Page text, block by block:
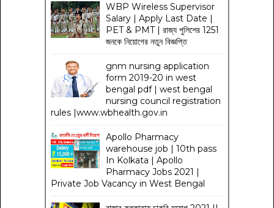
WBP Wireless Supervisor
Salary | Apply Last Date |
PET & PMT | রাজ্য পুলিশের 1251
জনকে নিয়োগের নতুন বিজ্ঞপ্তি
gnm nursing application
form 2019-20 in west
bengal pdf | west bengal
nursing council registration
rules |www.wbhealth.gov.in
Apollo Pharmacy
warehouse job | 10th pass
In Kolkata | Apollo
Pharmacy Jobs 2021 |
Private Job Vacancy in West Bengal